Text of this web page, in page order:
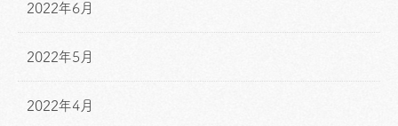
2022年6月
2022年5月
2022年4月